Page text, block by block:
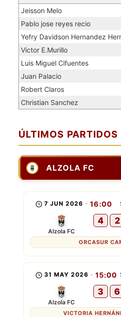
Jeisson Melo
Pablo jose reyes recio
Yefry Davidson Hernandez
Victor E.Murillo
Luis Miguel Cifuentes
Juan Palacio
Robert Claros
Christian Sanchez
ÚLTIMOS PARTIDOS
ALZOLA FC
7 JUN 2026 - 16:00
Alzola FC
4 2
ORCASUR
31 MAY 2026 - 15:00
Alzola FC
3 6
VICTORIA